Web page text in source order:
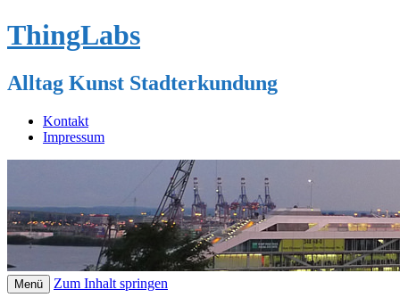
ThingLabs
Alltag Kunst Stadterkundung
Kontakt
Impressum
Menü Zum Inhalt springen